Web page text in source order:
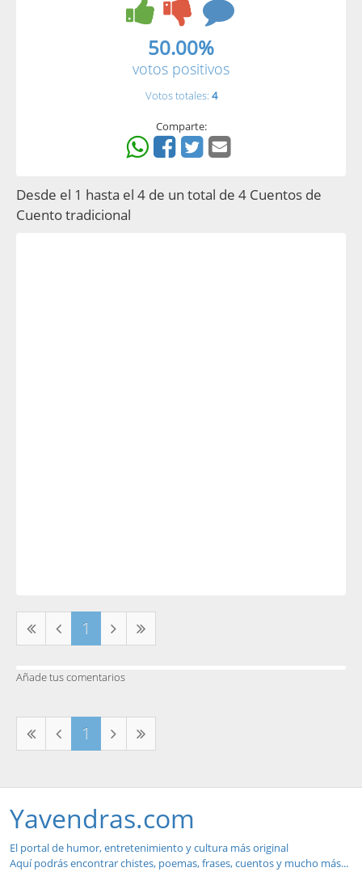
50.00%
votos positivos
Votos totales: 4
Comparte:
Desde el 1 hasta el 4 de un total de 4 Cuentos de
Cuento tradicional
1
Añade tus comentarios
1
Yavendras.com
El portal de humor, entretenimiento y cultura más original
Aquí podrás encontrar chistes, poemas, frases, cuentos y mucho más...